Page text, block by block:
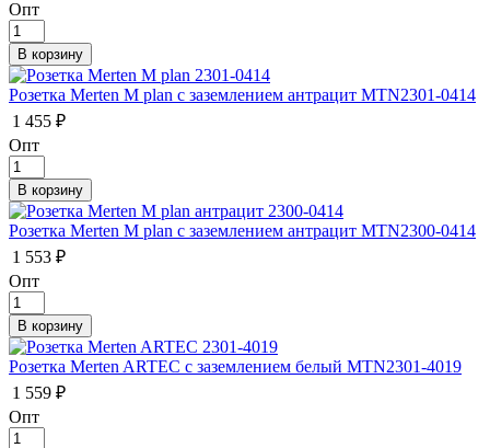
Опт
Розетка Merten M plan с заземлением антрацит MTN2301-0414
1 455 ₽
Опт
Розетка Merten M plan с заземлением антрацит MTN2300-0414
1 553 ₽
Опт
Розетка Merten ARTEC с заземлением белый MTN2301-4019
1 559 ₽
Опт